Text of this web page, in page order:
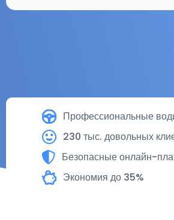
Профессиональные
230 тыс. довольных
Безопасные онлайн-
Экономия до 35%